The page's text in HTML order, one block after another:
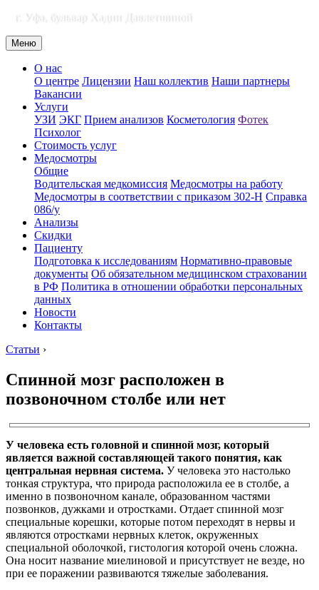
г. Уфа, бульвар Хадии Давлетшиной
Меню
О нас
О центре Лицензии Наш коллектив Наши партнеры
Вакансии
Услуги
УЗИ ЭКГ Прием анализов Косметология Фотек
Психолог
Стоимость услуг
Медосмотры
Общие
Водительская медкомиссия Медосмотры на работу
Медосмотры в соответствии с приказом 302-Н Справка
086/у
Анализы
Скидки
Пациенту
Подготовка к исследованиям Нормативно-правовые
документы Об обязательном медицинском страховании
в РФ Политика в отношении обработки персональных
данных
Новости
Контакты
Статьи ›
Спинной мозг расположен в
позвоночном столбе или нет
У человека есть головной и спинной мозг, который
является важной составляющей такого понятия, как
центральная нервная система. У человека это настолько
тонкая структура, что природа расположила ее в столбе, а
именно в позвоночном канале, образованном частями
позвонков, дужками и отростками. Отдает спинной мозг
специальные корешки, которые потом переходят в нервы и
являются отростками нервных клеток, окруженных
специальной оболочкой, гистология которой очень сложна.
Она носит название миелиновой и присутствует не везде, но
при ее поражении развиваются тяжелые заболевания.